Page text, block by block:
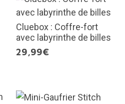
Cluebox : Coffre-fort
avec labyrinthe de billes
29,99€